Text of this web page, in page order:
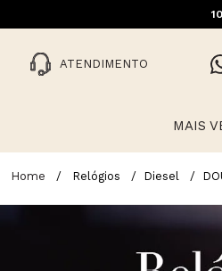
ATENDIMENTO
MAIS
Relógios Diesel